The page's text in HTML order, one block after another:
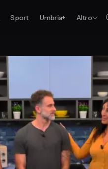
Sport Umbria+ Altro